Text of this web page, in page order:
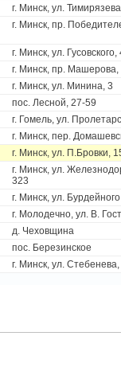
г. Минск, ул.
г. Минск, пр.
г. Минск, ул.
г. Минск, пр. Машерова,
г. Минск, ул. Минина, 3
пос. Лесной, 27-59
г. Гомель, ул.
г. Минск, пер.
г. Минск, ул. П.Бровки,
г. Минск, ул.
323
г. Минск, ул.
г. Молодечно, ул. В.
д. Чеховщина
пос. Березинское
г. Минск, ул.